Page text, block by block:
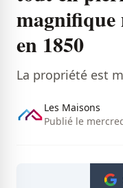
en 1850
La propriété est
Les Maisons
Publié le